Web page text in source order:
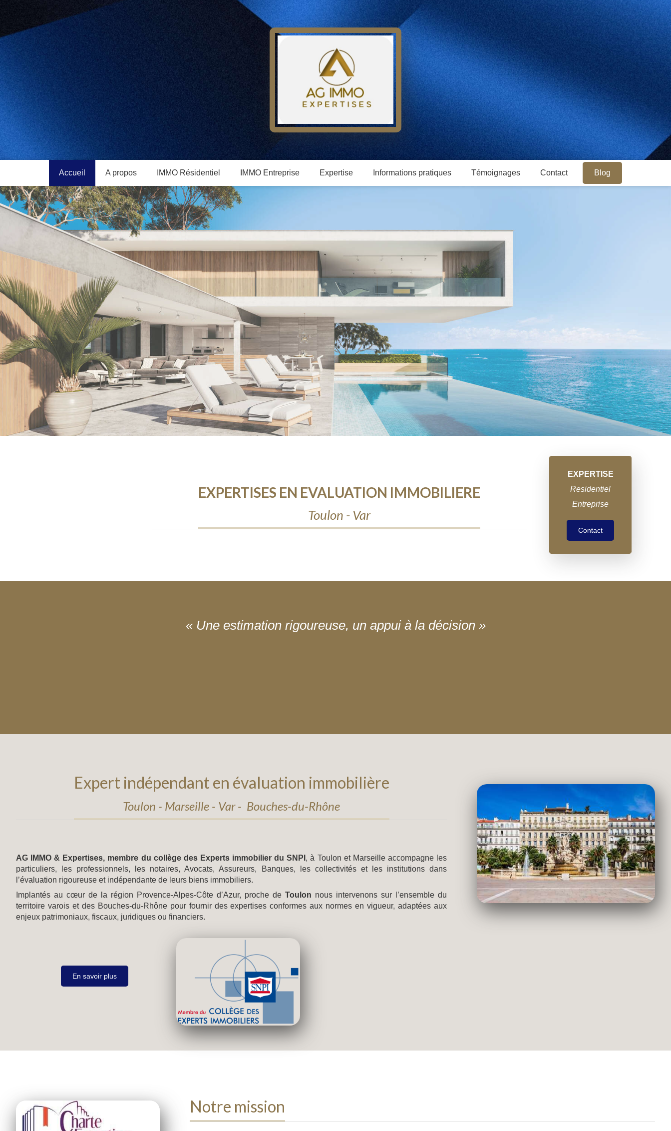
Accueil A propos IMMO Résidentiel IMMO Entreprise Expertise Informations pratiques Témoignages Contact Blog
EXPERTISES EN EVALUATION IMMOBILIERE
Toulon - Var
EXPERTISE
Residentiel
Entreprise
Contact
« Une estimation rigoureuse, un appui à la décision »
Expert indépendant en évaluation immobilière
Toulon - Marseille - Var - Bouches-du-Rhône
AG IMMO & Expertises, membre du collège des Experts immobilier du SNPI , à Toulon et Marseille accompagne les
particuliers, les professionnels, les notaires, Avocats, Assureurs, Banques, les collectivités et les institutions dans
l’évaluation rigoureuse et indépendante de leurs biens immobiliers.
Implantés au cœur de la région Provence-Alpes-Côte d’Azur, proche de Toulon nous intervenons sur l’ensemble du
territoire varois et des Bouches-du-Rhône pour fournir des expertises conformes aux normes en vigueur, adaptées aux
enjeux patrimoniaux, fiscaux, juridiques ou financiers.
En savoir plus
Notre mission